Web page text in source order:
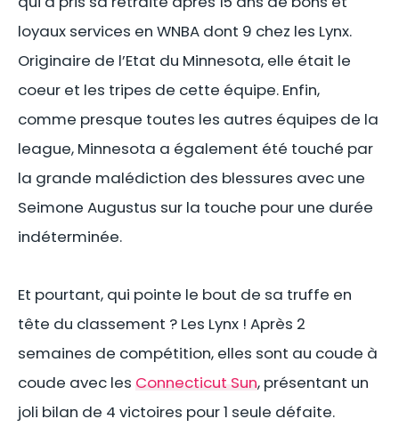
loyaux services en WNBA dont 9 chez les Lynx.
Originaire de l’Etat du Minnesota, elle était le
coeur et les tripes de cette équipe. Enfin,
comme presque toutes les autres équipes de la
league, Minnesota a également été touché par
la grande malédiction des blessures avec une
Seimone Augustus sur la touche pour une durée
indéterminée.
Et pourtant, qui pointe le bout de sa truffe en
tête du classement ? Les Lynx ! Après 2
semaines de compétition, elles sont au coude à
coude avec les Connecticut Sun, présentant un
joli bilan de 4 victoires pour 1 seule défaite.